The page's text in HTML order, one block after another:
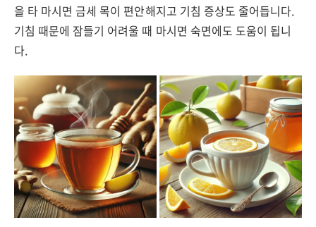
을 타 마시면 금세 목이 편안해지고 기침 증상도 줄어듭니다.
기침 때문에 잠들기 어려울 때 마시면 숙면에도 도움이 됩니
다.